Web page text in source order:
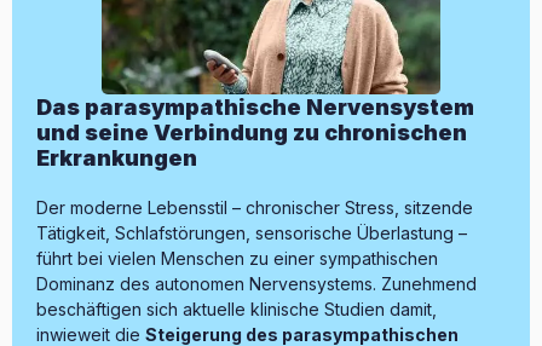
Das parasympathische Nervensystem
und seine Verbindung zu chronischen
Erkrankungen
Der moderne Lebensstil – chronischer Stress, sitzende
Tätigkeit, Schlafstörungen, sensorische Überlastung –
führt bei vielen Menschen zu einer sympathischen
Dominanz des autonomen Nervensystems. Zunehmend
beschäftigen sich aktuelle klinische Studien damit,
inwieweit die Steigerung des parasympathischen